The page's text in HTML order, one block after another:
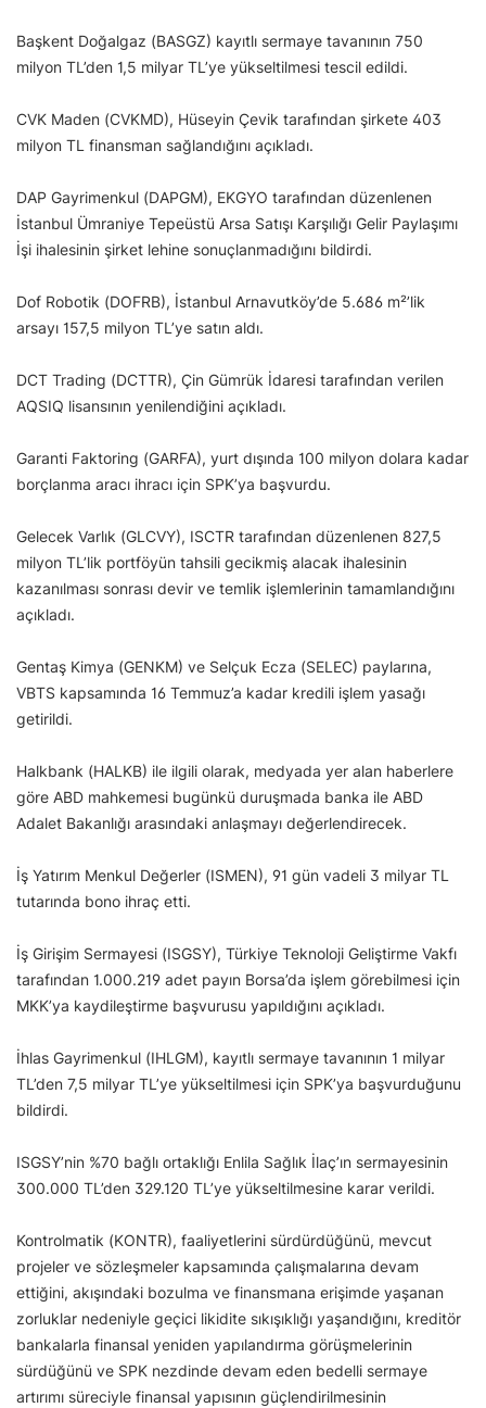
Başkent Doğalgaz (BASGZ) kayıtlı sermaye tavanının 750
milyon TL’den 1,5 milyar TL’ye yükseltilmesi tescil edildi.
CVK Maden (CVKMD), Hüseyin Çevik tarafından şirkete 403
milyon TL finansman sağlandığını açıkladı.
DAP Gayrimenkul (DAPGM), EKGYO tarafından düzenlenen
İstanbul Ümraniye Tepeüstü Arsa Satışı Karşılığı Gelir Paylaşımı
İşi ihalesinin şirket lehine sonuçlanmadığını bildirdi.
Dof Robotik (DOFRB), İstanbul Arnavutköy’de 5.686 m²’lik
arsayı 157,5 milyon TL’ye satın aldı.
DCT Trading (DCTTR), Çin Gümrük İdaresi tarafından verilen
AQSIQ lisansının yenilendiğini açıkladı.
Garanti Faktoring (GARFA), yurt dışında 100 milyon dolara kadar
borçlanma aracı ihracı için SPK’ya başvurdu.
Gelecek Varlık (GLCVY), ISCTR tarafından düzenlenen 827,5
milyon TL’lik portföyün tahsili gecikmiş alacak ihalesinin
kazanılması sonrası devir ve temlik işlemlerinin tamamlandığını
açıkladı.
Gentaş Kimya (GENKM) ve Selçuk Ecza (SELEC) paylarına,
VBTS kapsamında 16 Temmuz’a kadar kredili işlem yasağı
getirildi.
Halkbank (HALKB) ile ilgili olarak, medyada yer alan haberlere
göre ABD mahkemesi bugünkü duruşmada banka ile ABD
Adalet Bakanlığı arasındaki anlaşmayı değerlendirecek.
İş Yatırım Menkul Değerler (ISMEN), 91 gün vadeli 3 milyar TL
tutarında bono ihraç etti.
İş Girişim Sermayesi (ISGSY), Türkiye Teknoloji Geliştirme Vakfı
tarafından 1.000.219 adet payın Borsa’da işlem görebilmesi için
MKK’ya kaydileştirme başvurusu yapıldığını açıkladı.
İhlas Gayrimenkul (IHLGM), kayıtlı sermaye tavanının 1 milyar
TL’den 7,5 milyar TL’ye yükseltilmesi için SPK’ya başvurduğunu
bildirdi.
ISGSY’nin %70 bağlı ortaklığı Enlila Sağlık İlaç’ın sermayesinin
300.000 TL’den 329.120 TL’ye yükseltilmesine karar verildi.
Kontrolmatik (KONTR), faaliyetlerini sürdürdüğünü, mevcut
projeler ve sözleşmeler kapsamında çalışmalarına devam
ettiğini, akışındaki bozulma ve finansmana erişimde yaşanan
zorluklar nedeniyle geçici likidite sıkışıklığı yaşandığını, kreditör
bankalarla finansal yeniden yapılandırma görüşmelerinin
sürdüğünü ve SPK nezdinde devam eden bedelli sermaye
artırımı süreciyle finansal yapısının güçlendirilmesinin